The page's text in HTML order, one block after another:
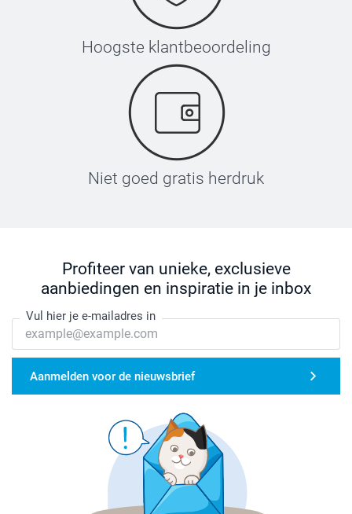
Hoogste klantbeoordeling
Niet goed gratis herdruk
Profiteer van unieke, exclusieve
aanbiedingen en inspiratie in je inbox
Vul hier je e-mailadres in
Aanmelden voor de nieuwsbrief